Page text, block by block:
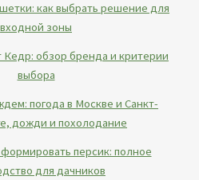
как выбрать решение для
входной зоны
Кедр: обзор бренда и критерии
выбора
погода в Москве и Санкт-
дожди и похолодание
персик: полное
для дачников